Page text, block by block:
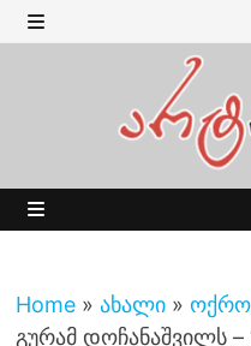
Skip
to MENU
Home » ახალი »
გურამ დოჩანაშვილს –